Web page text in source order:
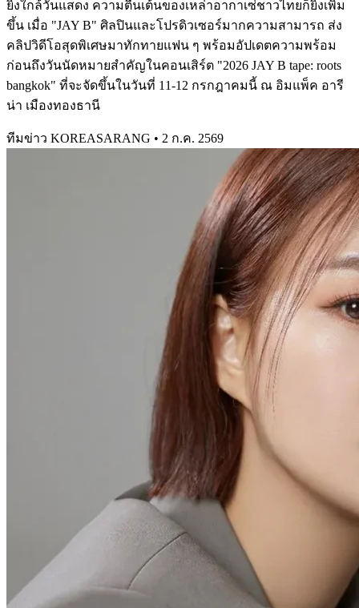
ยิ่งใกล้วันแสดง ความตื่นเต้นของเหล่าอากาเซ่ชาวไทยก็ยิ่งเพิ่ม
ขึ้น เมื่อ "JAY B" ศิลปินและโปรดิวเซอร์มากความสามารถ ส่ง
คลิปวิดีโอสุดพิเศษมาทักทายแฟน ๆ พร้อมอัปเดตความพร้อม
ก่อนถึงวันนัดหมายสำคัญในคอนเสิร์ต "2026 JAY B tape: roots
bangkok" ที่จะจัดขึ้นในวันที่ 11-12 กรกฎาคมนี้ ณ อิมแพ็ค อารี
น่า เมืองทองธานี
ทีมข่าว KOREASARANG • 2 ก.ค. 2569